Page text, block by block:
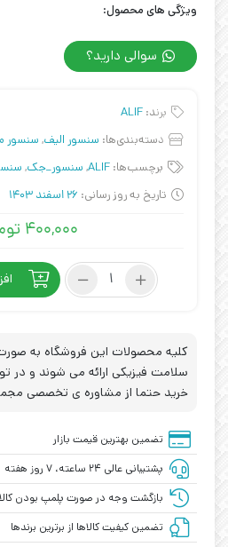
ویژگی های محصول:
سوالی دارید؟
برند: ALIF
دسته‌بندی‌ها: سنسور الیف, سنسور
برچسب‌ها: ALIF
, سنسور_جک,
تاریخ به روز رسانی: 26 اسفند 1403
۴۰۰,۰۰۰
سنسور
مغناطیسی
20R
عدد
کلیه محصولات این فروشگاه به
سلامت فیزیکی ارائه می شوند و در
خرید حتما از مشاوره ی تخصصی
تضمین بهترین قیمت بازار
پشتیبانی عالی ۲۴ ساعته، ۷ روز هفته
بازگشت وجه در صورت پلمپ بودن کالا
تضمین کیفیت کالاها از برترین برندها